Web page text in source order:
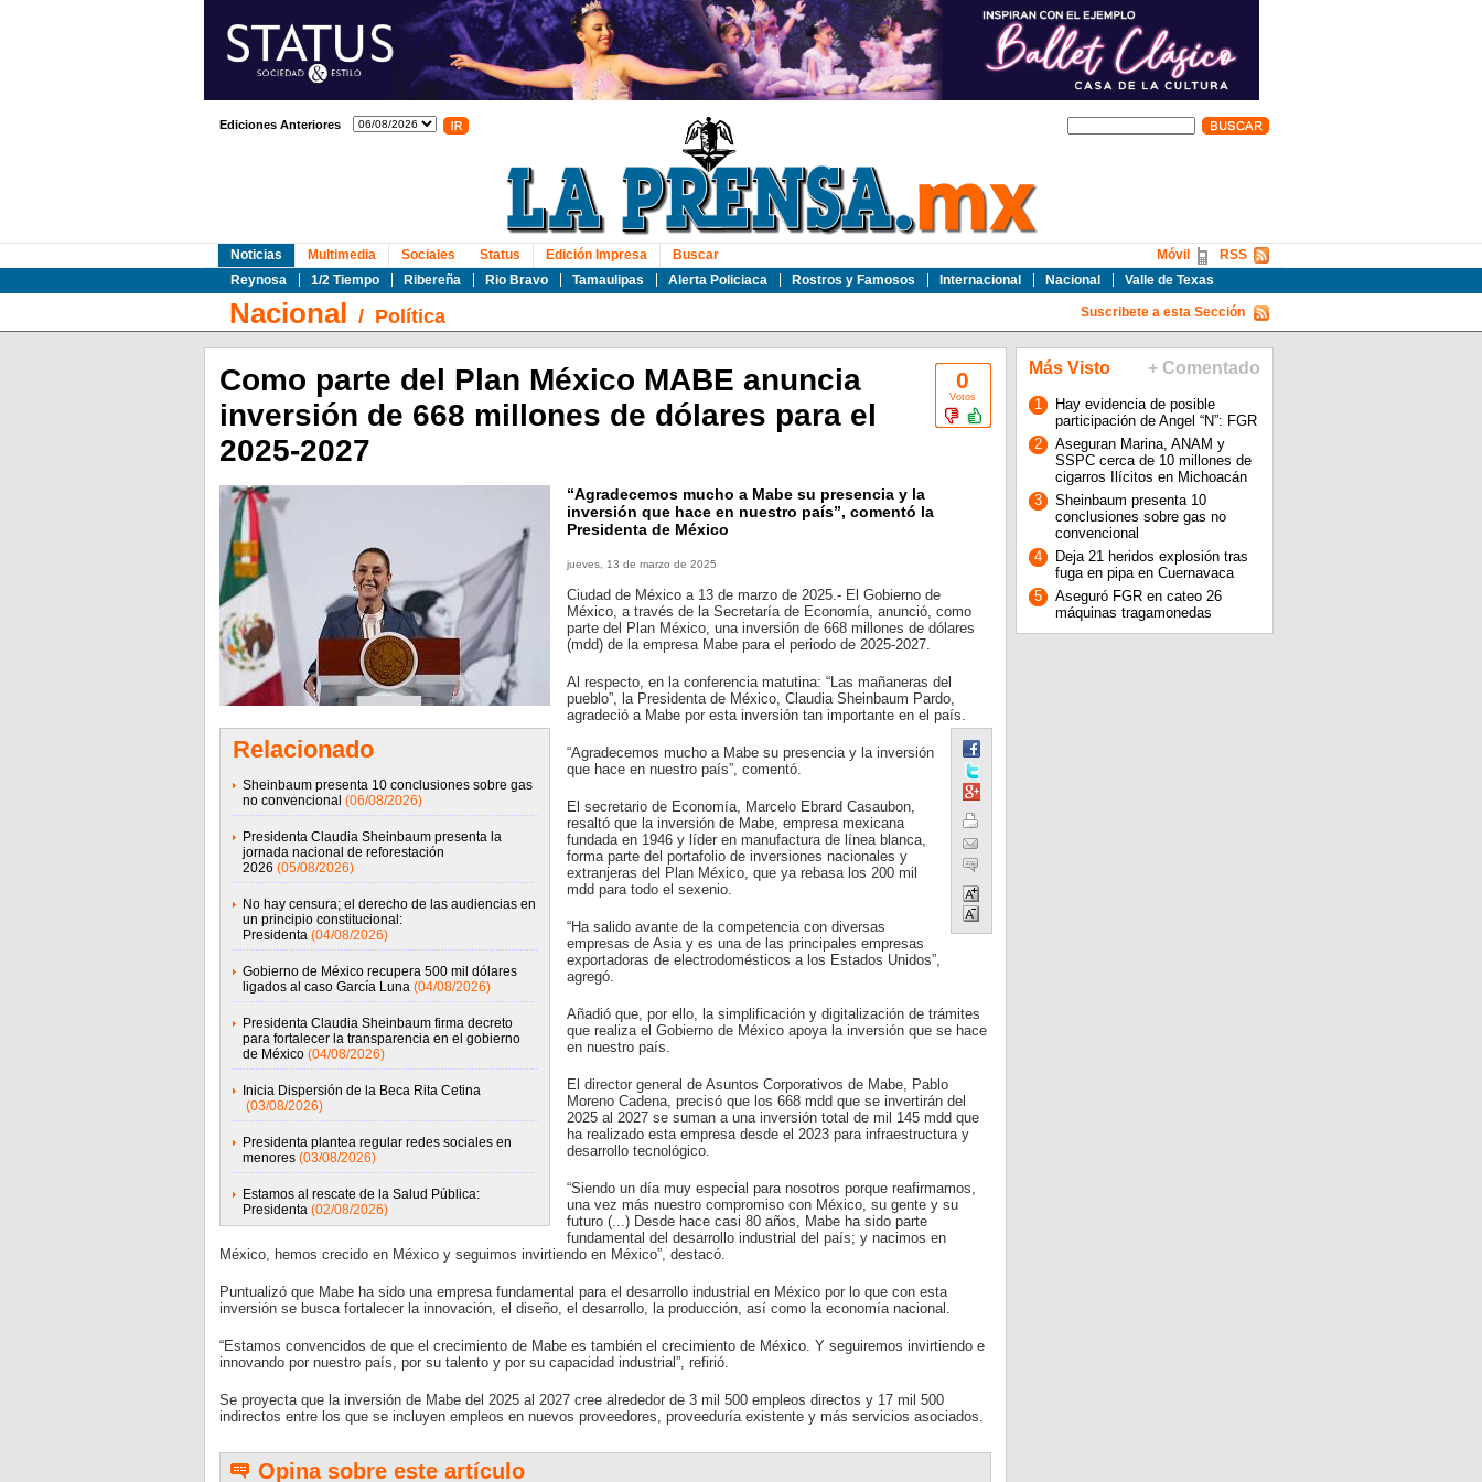
Ediciones Anteriores
Noticias
Reynosa
1/2 Tiempo Ribereña Rio Bravo Tamaulipas Alerta Policiaca Rostros y Famosos Internacional Nacional Valle de Texas
Multimedia Sociales Status Edición Impresa Buscar RSS
Móvil
Nacional / Política Suscribete a esta Sección
0
Votos
Como parte del Plan México MABE anuncia
inversión de 668 millones de dólares para el
2025-2027
Relacionado
Sheinbaum presenta 10 conclusiones sobre gas
no convencional (06/08/2026)
Presidenta Claudia Sheinbaum presenta la
jornada nacional de reforestación
2026 (05/08/2026)
No hay censura; el derecho de las audiencias en
un principio constitucional:
Presidenta (04/08/2026)
Gobierno de México recupera 500 mil dólares
ligados al caso García Luna (04/08/2026)
Presidenta Claudia Sheinbaum firma decreto
para fortalecer la transparencia en el gobierno
de México (04/08/2026)
Inicia Dispersión de la Beca Rita Cetina
(03/08/2026)
Presidenta plantea regular redes sociales en
menores (03/08/2026)
Estamos al rescate de la Salud Pública:
Presidenta (02/08/2026)
“Agradecemos mucho a Mabe su presencia y la
inversión que hace en nuestro país”, comentó la
Presidenta de México
jueves, 13 de marzo de 2025
Ciudad de México a 13 de marzo de 2025.- El Gobierno de
México, a través de la Secretaría de Economía, anunció, como
parte del Plan México, una inversión de 668 millones de dólares
(mdd) de la empresa Mabe para el periodo de 2025-2027.
Al respecto, en la conferencia matutina: “Las mañaneras del
pueblo”, la Presidenta de México, Claudia Sheinbaum Pardo,
agradeció a Mabe por esta inversión tan importante en el país.
“Agradecemos mucho a Mabe su presencia y la inversión
que hace en nuestro país”, comentó.
El secretario de Economía, Marcelo Ebrard Casaubon,
resaltó que la inversión de Mabe, empresa mexicana
fundada en 1946 y líder en manufactura de línea blanca,
forma parte del portafolio de inversiones nacionales y
extranjeras del Plan México, que ya rebasa los 200 mil
mdd para todo el sexenio.
“Ha salido avante de la competencia con diversas
empresas de Asia y es una de las principales empresas
exportadoras de electrodomésticos a los Estados Unidos”,
agregó.
Añadió que, por ello, la simplificación y digitalización de trámites
que realiza el Gobierno de México apoya la inversión que se hace
en nuestro país.
El director general de Asuntos Corporativos de Mabe, Pablo
Moreno Cadena, precisó que los 668 mdd que se invertirán del
2025 al 2027 se suman a una inversión total de mil 145 mdd que
ha realizado esta empresa desde el 2023 para infraestructura y
desarrollo tecnológico.
“Siendo un día muy especial para nosotros porque reafirmamos,
una vez más nuestro compromiso con México, su gente y su
futuro (...) Desde hace casi 80 años, Mabe ha sido parte
fundamental del desarrollo industrial del país; y nacimos en
México, hemos crecido en México y seguimos invirtiendo en México”, destacó.
Puntualizó que Mabe ha sido una empresa fundamental para el desarrollo industrial en México por lo que con esta
inversión se busca fortalecer la innovación, el diseño, el desarrollo, la producción, así como la economía nacional.
“Estamos convencidos de que el crecimiento de Mabe es también el crecimiento de México. Y seguiremos invirtiendo e
innovando por nuestro país, por su talento y por su capacidad industrial”, refirió.
Se proyecta que la inversión de Mabe del 2025 al 2027 cree alrededor de 3 mil 500 empleos directos y 17 mil 500
indirectos entre los que se incluyen empleos en nuevos proveedores, proveeduría existente y más servicios asociados.
Opina sobre este artículo
Más Visto + Comentado
1
Hay evidencia de posible
participación de Angel “N”: FGR
2
Aseguran Marina, ANAM y
SSPC cerca de 10 millones de
cigarros Ilícitos en Michoacán
3
Sheinbaum presenta 10
conclusiones sobre gas no
convencional
4
Deja 21 heridos explosión tras
fuga en pipa en Cuernavaca
5
Aseguró FGR en cateo 26
máquinas tragamonedas